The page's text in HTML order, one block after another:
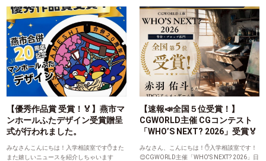
【優秀作品賞 受賞！🏅】燕市マ
ンホールふたデザイン受賞贈呈
式が行われました。
みなさんこんにちは！入学相談室です✋また
また嬉しいニュースを紹介しちゃいます
【速報📣全国５位受賞！】
CGWORLD主催 CGコンテスト
「WHO’S NEXT? 2026」受賞🏅
みなさん、こんにちは！✋入学相談室です！
😊CGWORLD主催「WHO'S NEXT? 2026」日